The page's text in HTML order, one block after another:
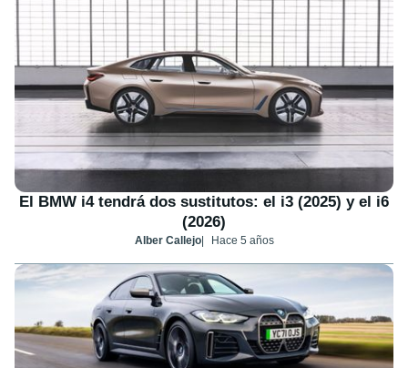
El BMW i4 tendrá dos sustitutos: el i3 (2025) y el i6
(2026)
Alber Callejo Hace 5 años